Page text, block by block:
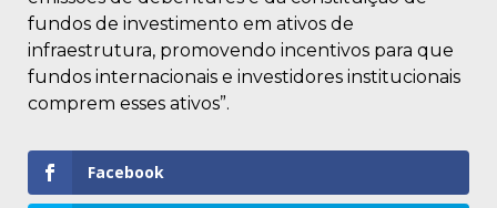
fundos de investimento em ativos de
infraestrutura, promovendo incentivos para que
fundos internacionais e investidores institucionais
comprem esses ativos”.
Facebook